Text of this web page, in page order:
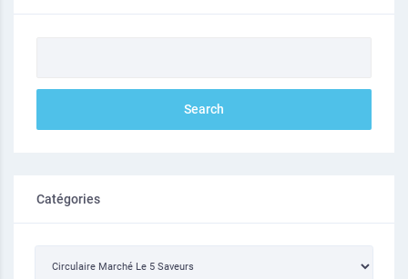
Catégories